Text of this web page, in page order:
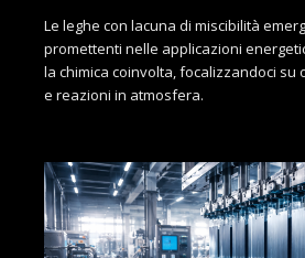
Le leghe con lacuna di miscibilità
promettenti nelle applicazioni
la chimica coinvolta, focalizzandoci su
e reazioni in atmosfera.